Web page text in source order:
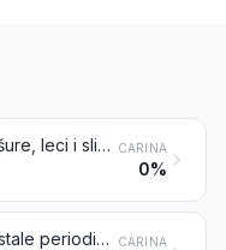
Tiskane knjige, brošure, leci i slični tiskani materijal, neovisno jesu li u slobodnim listovima ili ne CARINA
0%
Novine, časopisi i ostale periodične publikacije, neovisno jesu li ilustrirani ili sadrže reklamni materijal ili ne CARINA